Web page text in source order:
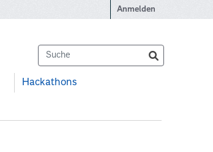
Anmelden
Hackathons